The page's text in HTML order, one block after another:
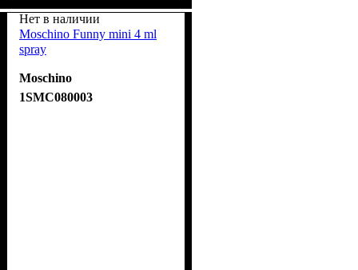
Нет в наличии
Moschino Funny mini 4 ml
spray
Moschino
1SMC080003